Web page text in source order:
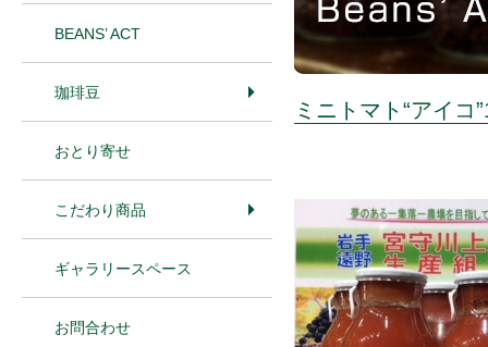
ミニトマト“アイコ
BEANS’ ACT
珈琲豆
おとり寄せ
こだわり商品
ギャラリースペース
お問合わせ